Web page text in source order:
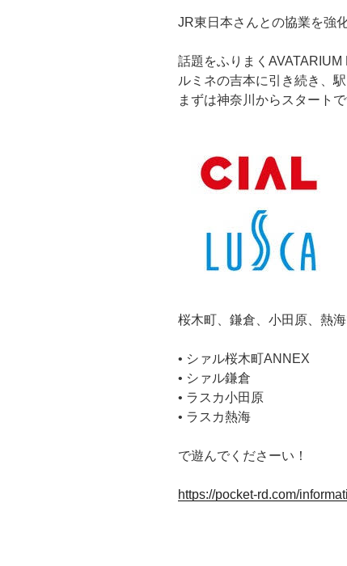
JR東日本さんとの協業を強
話題をふりまくAVATARIUM
ルミネの吉本に引き続き、
まずは神奈川からスタートで
桜木町、鎌倉、小田原、熱
• シァル桜木町ANNEX
• シァル鎌倉
• ラスカ小田原
• ラスカ熱海
で遊んでくださーい！
https://pocket-rd.com/